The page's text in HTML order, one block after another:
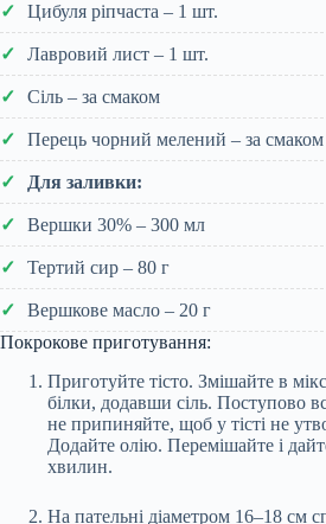
Цибуля ріпчаста – 1 шт.
Лавровий лист – 1 шт.
Сіль – за смаком
Перець чорний мелений – за смаком
Для заливки:
Вершки 30% – 300 мл
Тертий сир – 80 г
Вершкове масло – 20 г
Покрокове приготування:
Приготуйте тісто. Змішайте в
білки, додавши сіль. Поступово
не припиняйте, щоб у тісті не
Додайте олію. Перемішайте і
хвилин.
На пательні діаметром 16–18 см